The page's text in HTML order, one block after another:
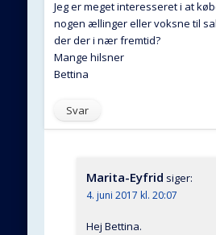
Jeg er meget interesseret i at
nogen ællinger eller voksne til
der der i nær fremtid?
Mange hilsner
Bettina
Svar
Marita-Eyfrid siger:
4. juni 2017 kl. 20:07
Hej Bettina.